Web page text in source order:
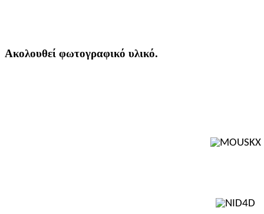
Ακολουθεί φωτογραφικό υλικό.